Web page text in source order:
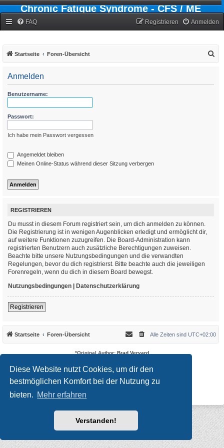
Diese Website nutzt Cookies, um dir den
bestmöglichen Komfort bei der Nutzung zu
bieten. Mehr erfahren
Verstanden!
Chronic Fatigue Syndrome - CFS / ME
FAQ Anmelden
Registrieren
Startseite Foren-Übersicht
Anmelden
Benutzername:
Passwort:
Ich habe mein Passwort vergessen
Angemeldet bleiben
Meinen Online-Status während dieser Sitzung verbergen
REGISTRIEREN
Du musst in diesem Forum registriert sein, um dich anmelden zu können.
Die Registrierung ist in wenigen Augenblicken erledigt und ermöglicht dir,
auf weitere Funktionen zuzugreifen. Die Board-Administration kann
registrierten Benutzern auch zusätzliche Berechtigungen zuweisen.
Beachte bitte unsere Nutzungsbedingungen und die verwandten
Regelungen, bevor du dich registrierst. Bitte beachte auch die jeweiligen
Forenregeln, wenn du dich in diesem Board bewegst.
Nutzungsbedingungen | Datenschutzerklärung
Registrieren
Startseite Foren-Übersicht Alle Zeiten sind UTC+02:00
*Original Author: Brad Veryard
Powered byphpBB® Forum Software © phpBB Limited
Deutsche Übersetzung durchphpBB.de